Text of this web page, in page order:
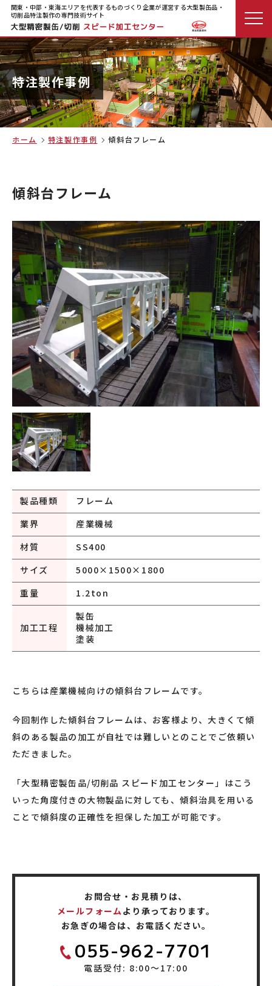
関東・中部・東海エリアを代表するものづくり企業が運営する大型製缶品・
切削品特注製作の専門技術サイト
特注製作事例
ホーム 特注製作事例 傾斜台フレーム
傾斜台フレーム
製品種類
フレーム
業界
産業機械
材質
SS400
サイズ
5000×1500×1800
重量
1.2ton
加工工程
製缶
機械加工
塗装
こちらは産業機械向けの傾斜台フレームです。
今回制作した傾斜台フレームは、お客様より、大きくて傾
斜のある製品の加工が自社では難しいとのことでご依頼い
ただきました。
「大型精密製缶品/切削品 スピード加工センター」はこう
いった角度付きの大物製品に対しても、傾斜治具を用いる
ことで傾斜度の正確性を担保した加工が可能です。
お問合せ・お見積りは、
メールフォーム より承っております。
お急ぎの場合は、お電話ください。
055-962-7701
電話受付: 8:00〜17:00